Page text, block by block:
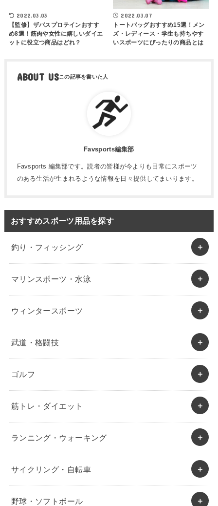
2022.03.03
【監修】ザバスプロテインおすす
め8選！筋肉や女性に嬉しいダイエ
ットに役立つ商品はどれ？
2022.03.07
トートバッグおすすめ15選！メン
ズ・レディース・学生も持ちやす
いスポーツにぴったりの商品とは
ABOUT US
Favsports編集部
Favsports 編集部です。読者の皆様が今よりも日常にスポーツ
のある生活が生まれるような情報を日々提供してまいります。
おすすめスポーツ用品を探す
釣り・フィッシング
マリンスポーツ・水泳
ウィンタースポーツ
武道・格闘技
ゴルフ
筋トレ・ダイエット
ランニング・ウォーキング
サイクリング・自転車
野球・ソフトボール